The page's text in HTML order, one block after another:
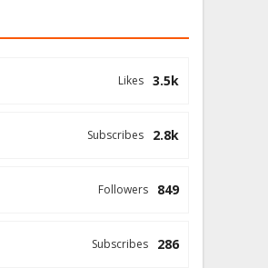
3.5k
Likes
2.8k
Subscribes
849
Followers
286
Subscribes